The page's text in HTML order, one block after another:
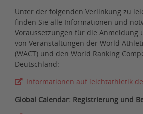
Unter der folgenden Verlinkung zu
finden Sie alle Informationen und
Voraussetzungen für die Anmeldung
von Veranstaltungen der World
(WACT) und den World Ranking
Deutschland:
Informationen auf leichtathletik.de
Global Calendar: Registrierung und